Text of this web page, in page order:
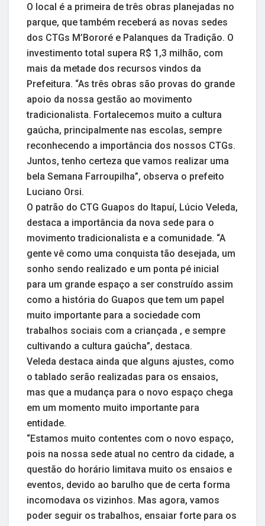
O local é a primeira de três obras planejadas no
parque, que também receberá as novas sedes
dos CTGs M’Bororé e Palanques da Tradição. O
investimento total supera R$ 1,3 milhão, com
mais da metade dos recursos vindos da
Prefeitura. “As três obras são provas do grande
apoio da nossa gestão ao movimento
tradicionalista. Fortalecemos muito a cultura
gaúcha, principalmente nas escolas, sempre
reconhecendo a importância dos nossos CTGs.
Juntos, tenho certeza que vamos realizar uma
bela Semana Farroupilha”, observa o prefeito
Luciano Orsi.
O patrão do CTG Guapos do Itapuí, Lúcio Veleda,
destaca a importância da nova sede para o
movimento tradicionalista e a comunidade. “A
gente vê como uma conquista tão desejada, um
sonho sendo realizado e um ponta pé inicial
para um grande espaço a ser construído assim
como a história do Guapos que tem um papel
muito importante para a sociedade com
trabalhos sociais com a criançada , e sempre
cultivando a cultura gaúcha”, destaca.
Veleda destaca ainda que alguns ajustes, como
o tablado serão realizadas para os ensaios,
mas que a mudança para o novo espaço chega
em um momento muito importante para
entidade.
“Estamos muito contentes com o novo espaço,
pois na nossa sede atual no centro da cidade, a
questão do horário limitava muito os ensaios e
eventos, devido ao barulho que de certa forma
incomodava os vizinhos. Mas agora, vamos
poder seguir os trabalhos, ensaiar forte para os